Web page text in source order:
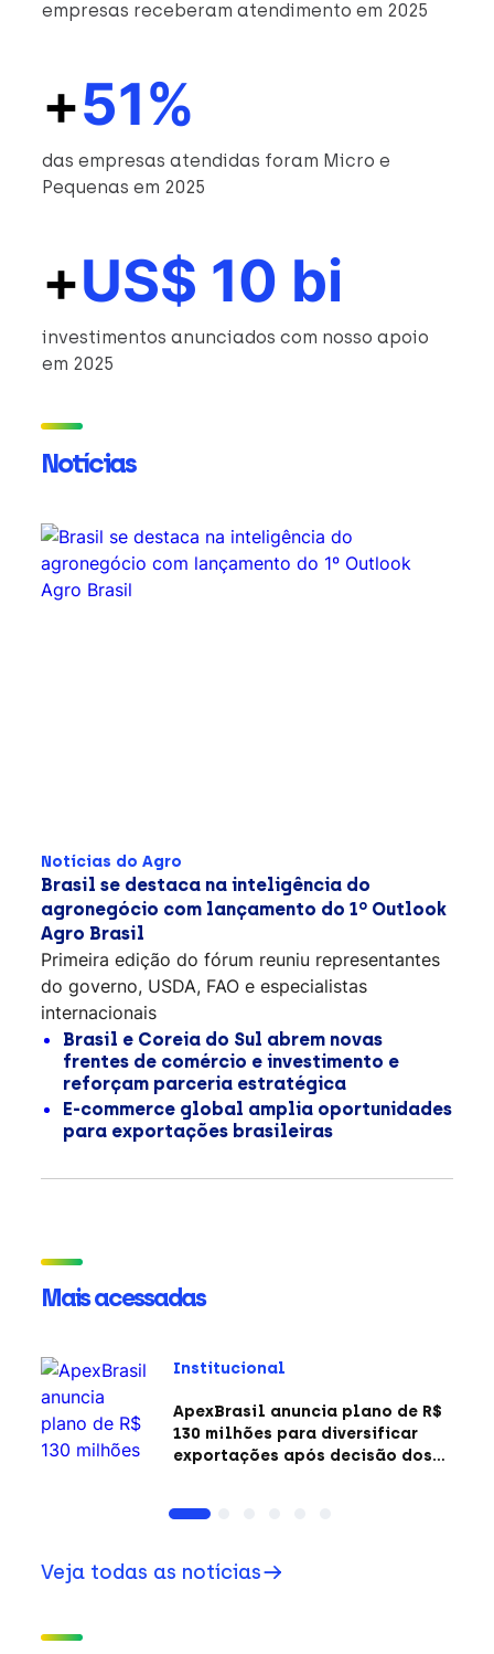
empresas receberam atendimento em 2025
+51%
das empresas atendidas foram Micro e
Pequenas em 2025
+US$ 10 bi
investimentos anunciados com nosso apoio
em 2025
Notícias
Notícias do Agro
Brasil se destaca na inteligência do
agronegócio com lançamento do 1º Outlook
Agro Brasil
Primeira edição do fórum reuniu representantes
do governo, USDA, FAO e especialistas
internacionais
Brasil e Coreia do Sul abrem novas
frentes de comércio e investimento e
reforçam parceria estratégica
E-commerce global amplia oportunidades
para exportações brasileiras
Mais acessadas
Institucional
ApexBrasil anuncia plano de R$
130 milhões para diversificar
exportações após decisão dos
Veja todas as notícias